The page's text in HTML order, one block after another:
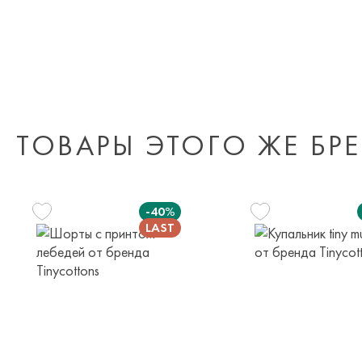
ТОВАРЫ ЭТОГО ЖЕ
-40%